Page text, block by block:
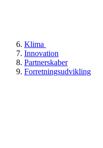
Klima
Innovation
Partnerskaber
Forretningsudvikling